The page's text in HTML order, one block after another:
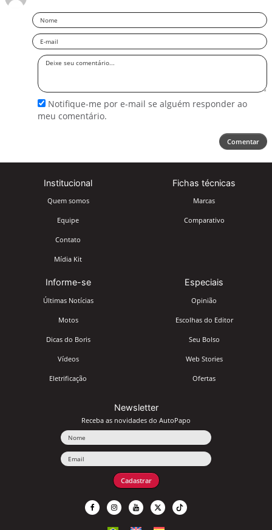
Nome
Email
Deixe
Notifique-me por e-mail se alguém responder ao
meu comentário.
Comentar
Institucional
Quem somos
Equipe
Contato
Mídia Kit
Fichas técnicas
Marcas
Comparativo
Informe-se
Últimas Notícias
Motos
Dicas do Boris
Vídeos
Eletrificação
Especiais
Opinião
Escolhas do Editor
Seu Bolso
Web Stories
Ofertas
Newsletter
Receba as novidades do AutoPapo
Cadastrar